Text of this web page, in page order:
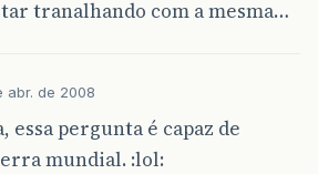
tranalhando com a mesma…
abr. de 2008
essa pergunta é capaz de
mundial. :lol: